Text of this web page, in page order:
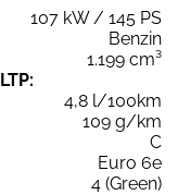
107 kW / 145 PS
Benzin
1.199 cm³
4,8 l/100km
109 g/km
C
Euro 6e
4 (Green)